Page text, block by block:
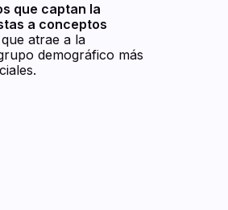
que captan la
a conceptos
atrae a la
demográfico más